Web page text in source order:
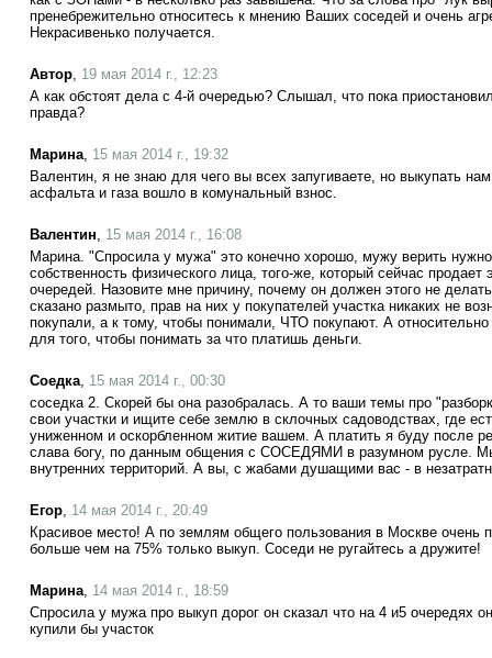
пренебрежительно относитесь к мнению Ваших соседей и очень
Некрасивенько получается.
Автор, 19 мая 2014 г., 12:23
А как обстоят дела с 4-й очередью? Слышал, что пока
правда?
Марина, 15 мая 2014 г., 19:32
Валентин, я не знаю для чего вы всех запугиваете, но выкупать
асфальта и газа вошло в комунальный взнос.
Валентин, 15 мая 2014 г., 16:08
Марина. "Спросила у мужа" это конечно хорошо, мужу верить
собственность физического лица, того-же, который сейчас продает
очередей. Назовите мне причину, почему он должен этого не
сказано размыто, прав на них у покупателей участка никаких не
покупали, а к тому, чтобы понимали, ЧТО покупают. А
для того, чтобы понимать за что платишь деньги.
Соедка, 15 мая 2014 г., 00:30
соседка 2. Скорей бы она разобралась. А то ваши темы про
свои участки и ищите себе землю в склочных садоводствах, где
униженном и оскорбленном житие вашем. А платить я буду после
слава богу, по данным общения с СОСЕДЯМИ в разумном русле.
внутренних территорий. А вы, с жабами душащими вас - в
Егор, 14 мая 2014 г., 20:49
Красивое место! А по землям общего пользования в Москве очень
больше чем на 75% только выкуп. Соседи не ругайтесь а дружите!
Марина, 14 мая 2014 г., 18:59
Спросила у мужа про выкуп дорог он сказал что на 4 и5 очередях
купили бы участок